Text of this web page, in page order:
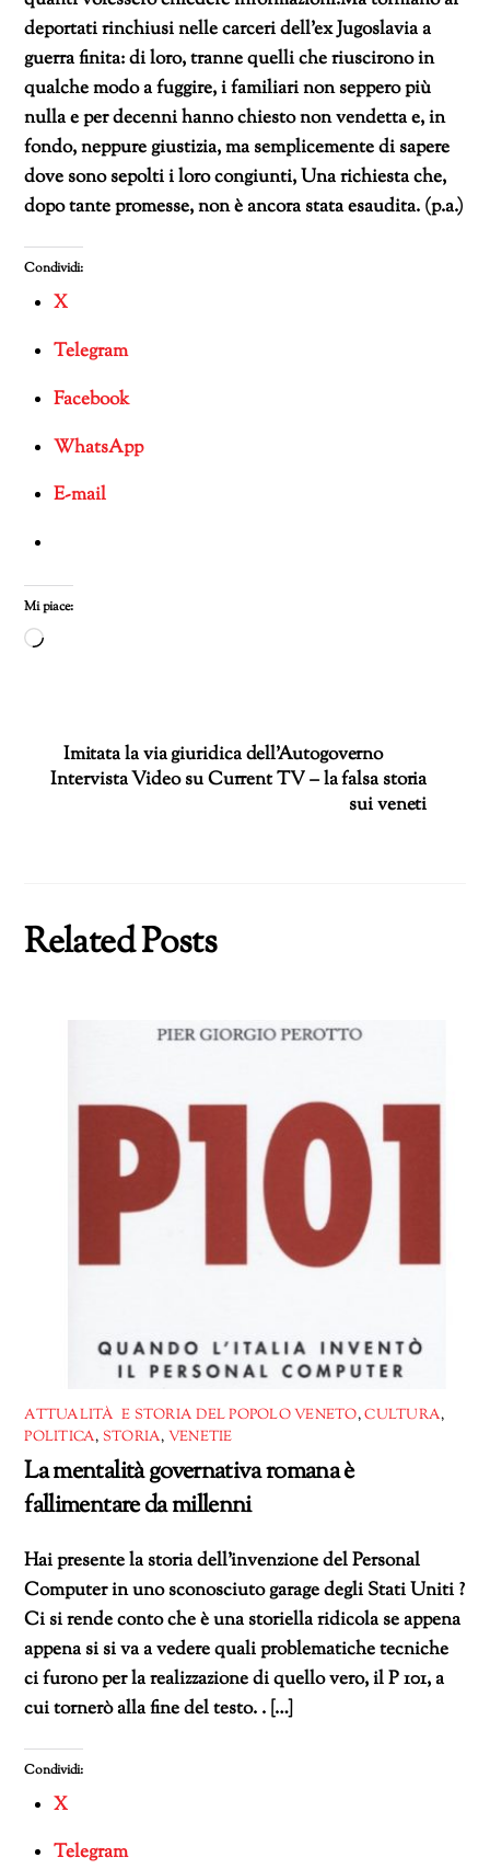
deportati rinchiusi nelle carceri dell’ex Jugoslavia a
guerra finita: di loro, tranne quelli che riuscirono in
qualche modo a fuggire, i familiari non seppero più
nulla e per decenni hanno chiesto non vendetta e, in
fondo, neppure giustizia, ma semplicemente di sapere
dove sono sepolti i loro congiunti, Una richiesta che,
dopo tante promesse, non è ancora stata esaudita. (p.a.)
Condividi:
X
Telegram
Facebook
WhatsApp
E-mail
Mi piace:
Caricamento
Imitata la via giuridica dell’Autogoverno
Intervista Video su Current TV – la falsa storia
sui veneti
Related Posts
ATTUALITÀ E STORIA DEL POPOLO VENETO,CULTURA,
POLITICA, STORIA, VENETIE
La mentalità governativa romana è
fallimentare da millenni
Hai presente la storia dell’invenzione del Personal
Computer in uno sconosciuto garage degli Stati Uniti ?
Ci si rende conto che è una storiella ridicola se appena
appena si si va a vedere quali problematiche tecniche
ci furono per la realizzazione di quello vero, il P 101, a
cui tornerò alla fine del testo. . […]
Condividi:
X
Telegram